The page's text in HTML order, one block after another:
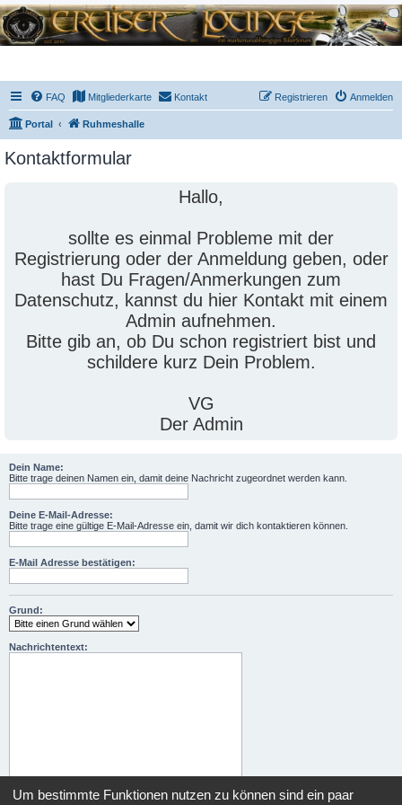
FAQ Mitgliederkarte Kontakt Anmelden
Registrieren
Portal Ruhmeshalle
Kontaktformular
Hallo,
sollte es einmal Probleme mit der
Registrierung oder der Anmeldung geben, oder
hast Du Fragen/Anmerkungen zum
Datenschutz, kannst du hier Kontakt mit einem
Admin aufnehmen.
Bitte gib an, ob Du schon registriert bist und
schildere kurz Dein Problem.
VG
Der Admin
Dein Name:
Bitte trage deinen Namen ein, damit deine Nachricht zugeordnet werden kann.
Deine E-Mail-Adresse:
Bitte trage eine gültige E-Mail-Adresse ein, damit wir dich kontaktieren können.
E-Mail Adresse bestätigen:
Grund:
Nachrichtentext:
Um bestimmte Funktionen nutzen zu können sind ein paar